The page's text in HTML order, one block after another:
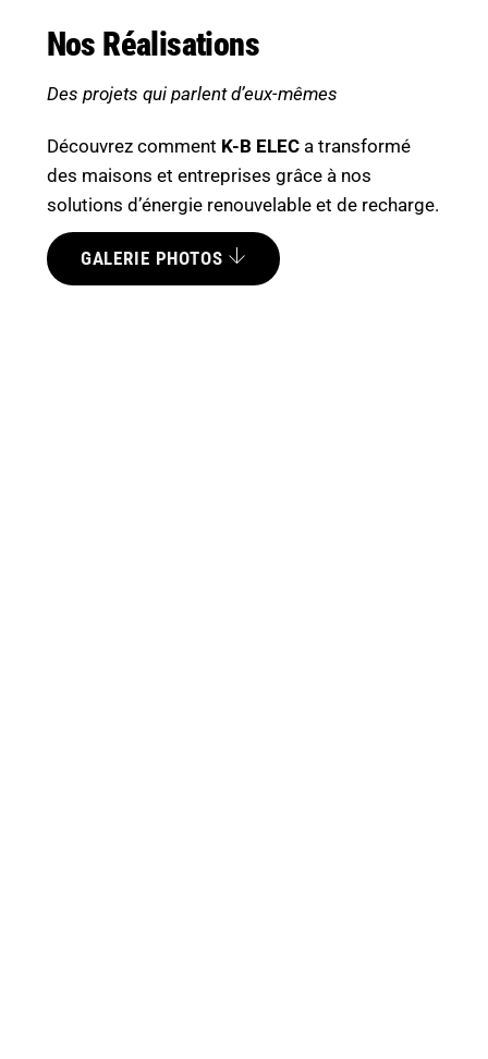
Nos Réalisations
Des projets qui parlent d’eux-mêmes
Découvrez comment K-B ELECa transformé
des maisons et entreprises grâce à nos
solutions d’énergie renouvelable et de recharge.
GALERIE PHOTOS